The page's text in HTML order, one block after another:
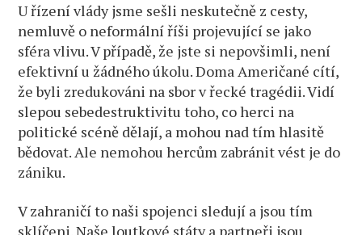
U řízení vlády jsme sešli neskutečně z cesty,
nemluvě o neformální říši projevující se jako
sféra vlivu. V případě, že jste si nepovšimli, není
efektivní u žádného úkolu. Doma Američané cítí,
že byli zredukováni na sbor v řecké tragédii. Vidí
slepou sebedestruktivitu toho, co herci na
politické scéně dělají, a mohou nad tím hlasitě
bědovat. Ale nemohou hercům zabránit vést je do
zániku.
V zahraničí to naši spojenci sledují a jsou tím
sklíčeni. Naše loutkové státy a partneři jsou